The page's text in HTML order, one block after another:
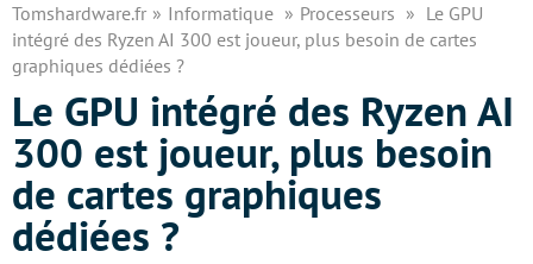
Tomshardware.fr Informatique Processeurs
Le GPU
intégré des Ryzen AI 300 est joueur, plus besoin de cartes
graphiques dédiées ?
Le GPU intégré des Ryzen AI
300 est joueur, plus besoin
de cartes graphiques
dédiées ?